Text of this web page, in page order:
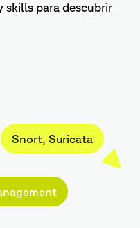
skills para descubrir
Snort, Suricata